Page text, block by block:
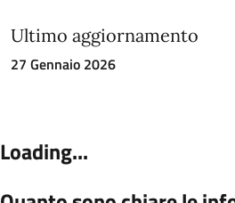
Ultimo aggiornamento
27 Gennaio 2026